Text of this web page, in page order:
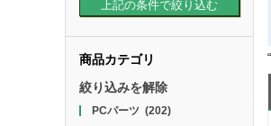
商品カテゴリ
絞り込みを解除
PCパーツ (202)
“